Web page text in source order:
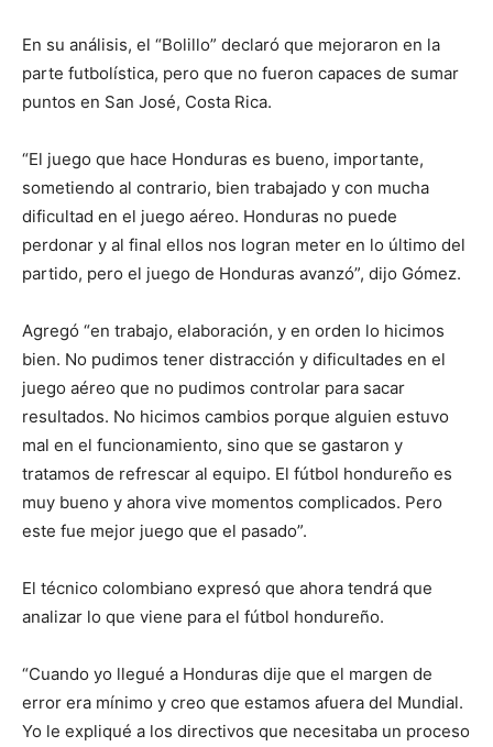
En su análisis, el “Bolillo” declaró que mejoraron en la
parte futbolística, pero que no fueron capaces de sumar
puntos en San José, Costa Rica.
“El juego que hace Honduras es bueno, importante,
sometiendo al contrario, bien trabajado y con mucha
dificultad en el juego aéreo. Honduras no puede
perdonar y al final ellos nos logran meter en lo último del
partido, pero el juego de Honduras avanzó”, dijo Gómez.
Agregó “en trabajo, elaboración, y en orden lo hicimos
bien. No pudimos tener distracción y dificultades en el
juego aéreo que no pudimos controlar para sacar
resultados. No hicimos cambios porque alguien estuvo
mal en el funcionamiento, sino que se gastaron y
tratamos de refrescar al equipo. El fútbol hondureño es
muy bueno y ahora vive momentos complicados. Pero
este fue mejor juego que el pasado”.
El técnico colombiano expresó que ahora tendrá que
analizar lo que viene para el fútbol hondureño.
“Cuando yo llegué a Honduras dije que el margen de
error era mínimo y creo que estamos afuera del Mundial.
Yo le expliqué a los directivos que necesitaba un proceso